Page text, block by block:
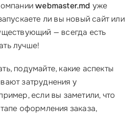
webmaster.md уже
ли вы новый сайт или
— всегда есть
лучше!
подумайте, какие аспекты
затруднения у
если вы заметили, что
оформления заказа,